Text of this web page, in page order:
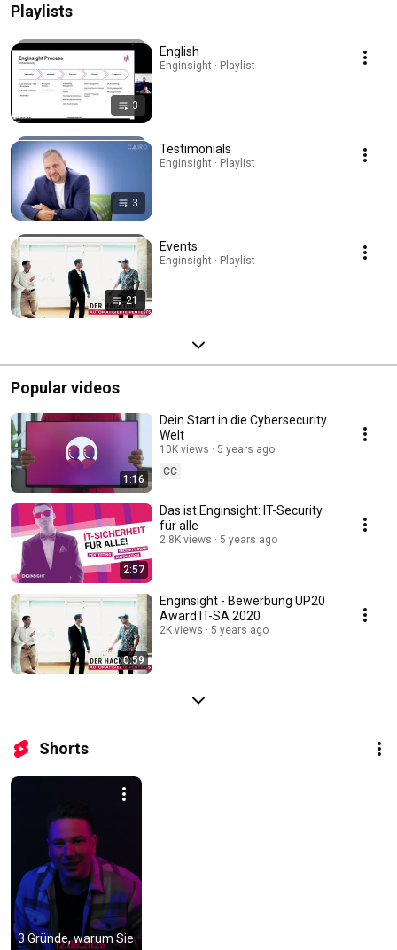
Playlists
3
English
Enginsight · Playlist
3
Testimonials
Enginsight · Playlist
21
Events
Enginsight · Playlist
Popular videos
1:16
Dein Start in die Cybersecurity
Welt
10K views
5 years ago
CC
2:57
Das ist Enginsight: IT-Security
für alle
2.8K views 5 years ago
0:59
Enginsight - Bewerbung UP20
Award IT-SA 2020
2K views 5 years ago
Shorts
3 Gründe, warum Sie